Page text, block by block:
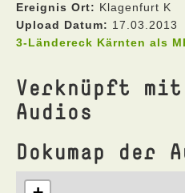
Ereignis Ort: Klagenfurt K
Upload Datum: 17.03.2013
3-Ländereck Kärnten als
Verknüpft
Audios
Dokumap der